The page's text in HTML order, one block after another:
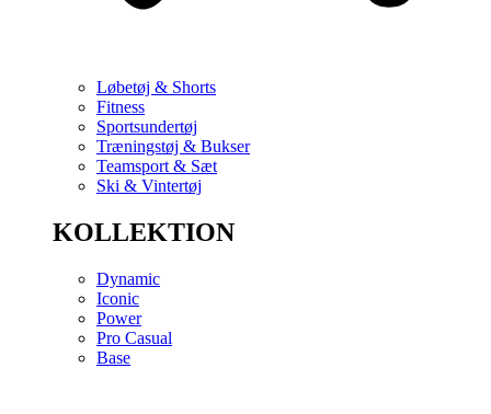
Løbetøj & Shorts
Fitness
Sportsundertøj
Træningstøj & Bukser
Teamsport & Sæt
Ski & Vintertøj
KOLLEKTION
Dynamic
Iconic
Power
Pro Casual
Base